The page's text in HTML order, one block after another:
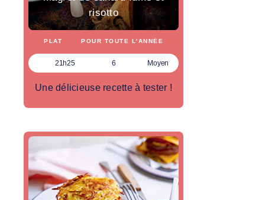
risotto
PLAT POUR TOUTE L'ANNÉE
21h25 6 Moyen
Une délicieuse recette à tester !